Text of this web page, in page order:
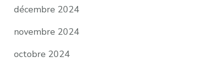
décembre 2024
novembre 2024
octobre 2024